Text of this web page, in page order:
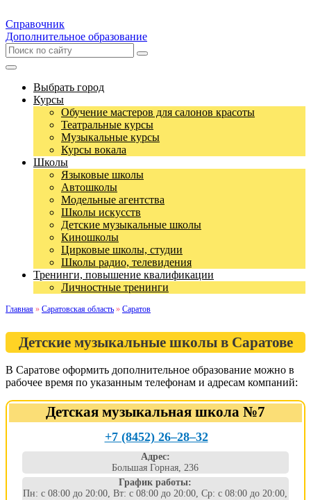
Справочник
Дополнительное образование
Выбрать город
Курсы
Обучение мастеров для салонов красоты
Театральные курсы
Музыкальные курсы
Курсы вокала
Школы
Языковые школы
Автошколы
Модельные агентства
Школы искусств
Детские музыкальные школы
Киношколы
Цирковые школы, студии
Школы радио, телевидения
Тренинги, повышение квалификации
Личностные тренинги
Главная » Саратовская область » Саратов
Детские музыкальные школы в Саратове
В Саратове оформить дополнительное образование можно в
рабочее время по указанным телефонам и адресам компаний:
Детская музыкальная школа №7
+7 (8452) 26‒28‒32
Адрес:
Большая Горная, 236
График работы:
Пн: с 08:00 до 20:00, Вт: с 08:00 до 20:00, Ср: с 08:00 до 20:00,